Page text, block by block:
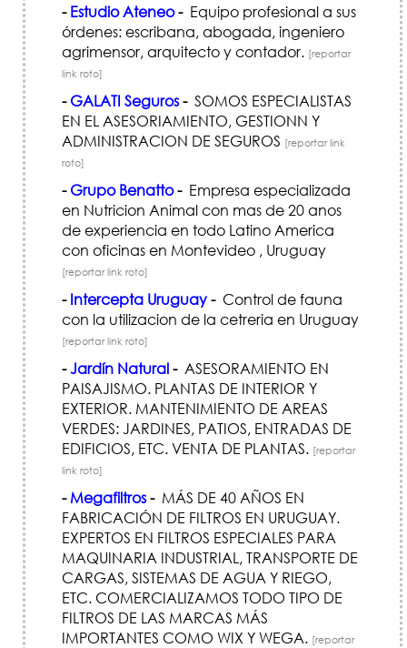
- Estudio Ateneo-Equipo profesional a sus
órdenes: escribana, abogada, ingeniero
agrimensor, arquitecto y contador. [reportar
link roto]
- GALATI Seguros-SOMOS ESPECIALISTAS
EN EL ASESORIAMIENTO, GESTIONN Y
ADMINISTRACION DE SEGUROS [reportar link
roto]
- Grupo Benatto-Empresa especializada
en Nutricion Animal con mas de 20 anos
de experiencia en todo Latino America
con oficinas en Montevideo , Uruguay
[reportar link roto]
- Intercepta Uruguay-Control de fauna
con la utilizacion de la cetreria en Uruguay
[reportar link roto]
-Jardín Natural-ASESORAMIENTO EN
PAISAJISMO. PLANTAS DE INTERIOR Y
EXTERIOR. MANTENIMIENTO DE AREAS
VERDES: JARDINES, PATIOS, ENTRADAS DE
EDIFICIOS, ETC. VENTA DE PLANTAS. [reportar
link roto]
- Megafiltros-MÁS DE 40 AÑOS EN
FABRICACIÓN DE FILTROS EN URUGUAY.
EXPERTOS EN FILTROS ESPECIALES PARA
MAQUINARIA INDUSTRIAL, TRANSPORTE DE
CARGAS, SISTEMAS DE AGUA Y RIEGO,
ETC. COMERCIALIZAMOS TODO TIPO DE
FILTROS DE LAS MARCAS MÁS
IMPORTANTES COMO WIX Y WEGA. [reportar